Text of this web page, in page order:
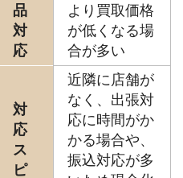
品
対
応
より買取価格
が低くなる場
合が多い
対
応
ス
ピ
近隣に店舗が
なく、出張対
応に時間がか
かる場合や、
振込対応が多